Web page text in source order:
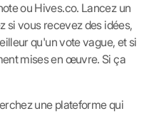
ou Hives.co. Lancez un
si vous recevez des idées,
qu'un vote vague, et si
mises en œuvre. Si ça
une plateforme qui